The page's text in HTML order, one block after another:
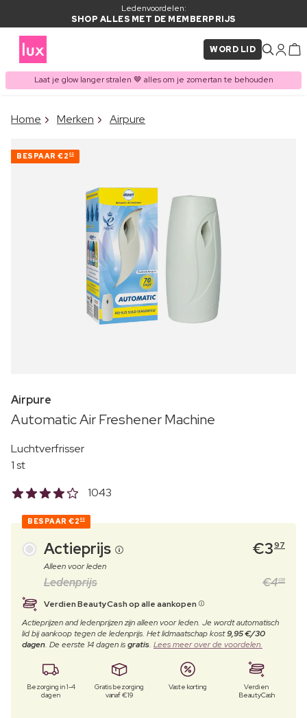
Ledenvoordelen:
SHOP ALLES MET DE MEMBERPRIJS
WORD LID
Laat je glow langer stralen 🤎 alles om je zomertan te behouden
ITEM TOEGEVOEGD AAN
Vaak samen gekocht met
Home Merken Airpure
BESPAAR €2 02
Airpure
Automatic Air Freshener Machine
Luchtverfrisser
1 st
1043
BESPAAR €2 02
Actieprijs €397
Alleen voor leden
Ledenprijs €409
Verdien BeautyCash op alle aankopen
Actieprijzen and ledenprijzen zijn alleen voor leden. Je wordt automatisch
lid bij aankoop tegen de ledenprijs. Het lidmaatschap kost9,95 €/30
dagen. De eerste 14 dagen isgratis. Lees meer over de voordelen.
Bezorging in 1-4
dagen
Gratis bezorging
vanaf €19
Vaste korting
Verdien
BeautyCash